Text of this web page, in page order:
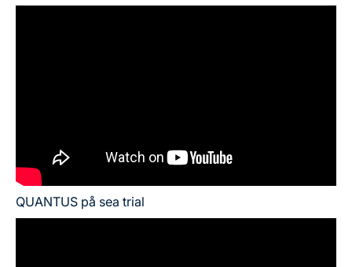
QUANTUS på sea trial